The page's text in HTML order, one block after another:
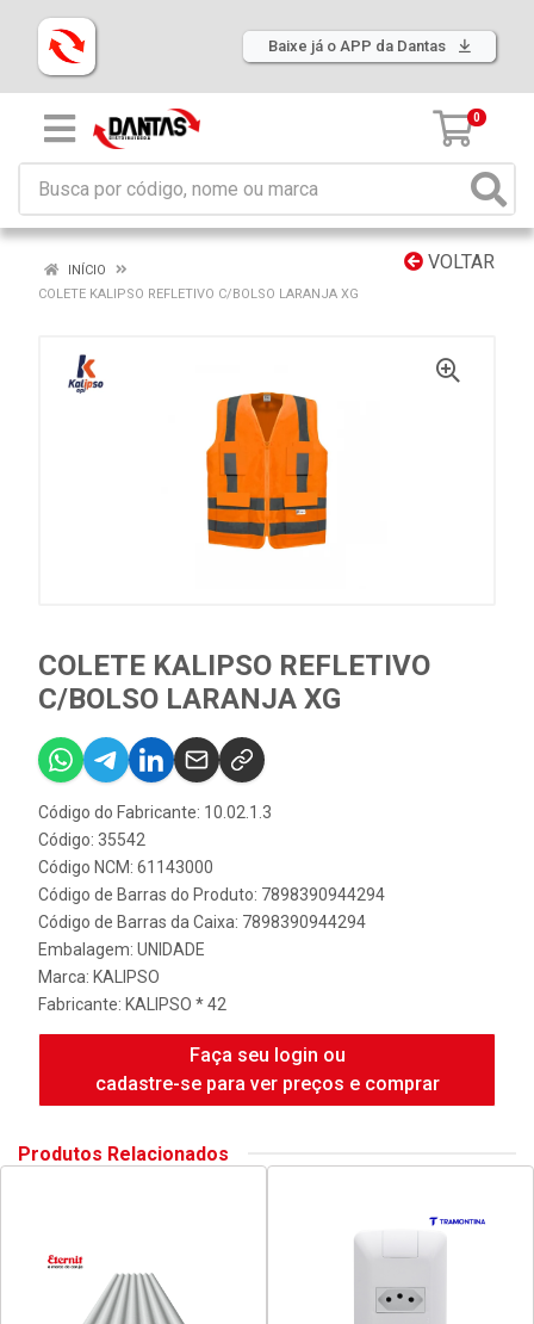
Baixe já o APP da Dantas
0
VOLTAR
INÍCIO
COLETE KALIPSO REFLETIVO C/BOLSO LARANJA XG
COLETE KALIPSO REFLETIVO
C/BOLSO LARANJA XG
Código do Fabricante: 10.02.1.3
Código: 35542
Código NCM: 61143000
Código de Barras do Produto: 7898390944294
Código de Barras da Caixa: 7898390944294
Embalagem: UNIDADE
Marca: KALIPSO
Fabricante: KALIPSO * 42
Faça seu login ou
cadastre-se para ver preços e comprar
Produtos Relacionados